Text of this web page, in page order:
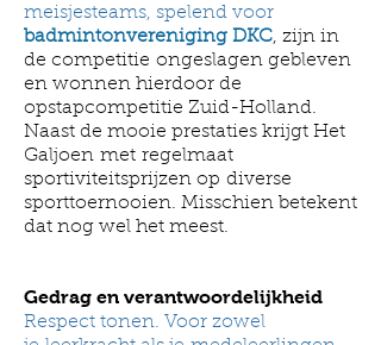
meisjesteams, spelend voor
badmintonvereniging DKC, zijn in
de competitie ongeslagen gebleven
en wonnen hierdoor de
opstapcompetitie Zuid-Holland.
Naast de mooie prestaties krijgt Het
Galjoen met regelmaat
sportiviteitsprijzen op diverse
sporttoernooien. Misschien betekent
dat nog wel het meest.
Gedrag en verantwoordelijkheid
Respect tonen. Voor zowel